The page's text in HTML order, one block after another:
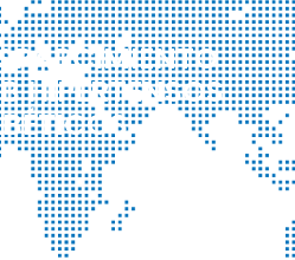
HIPERTENSOS